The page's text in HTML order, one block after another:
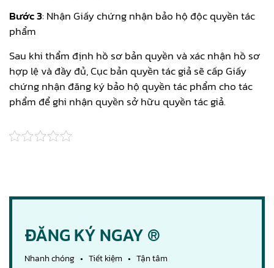
Bước 3: Nhận Giấy chứng nhận bảo hộ độc quyền tác
phẩm
Sau khi thẩm định hồ sơ bản quyền và xác nhận hồ sơ
hợp lệ và đầy đủ, Cục bản quyền tác giả sẽ cấp Giấy
chứng nhận đăng ký bảo hộ quyền tác phẩm cho tác
phẩm để ghi nhận quyền sở hữu quyền tác giả.
ĐĂNG KÝ NGAY ®
Nhanh chóng • Tiết kiệm • Tận tâm